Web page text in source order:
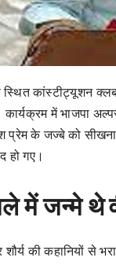
स्थित कांस्टीट्यूशन
में भाजपा
के जज्‍बे को
हो गए।
में जन्मे थे
शौर्य की कहानियों से